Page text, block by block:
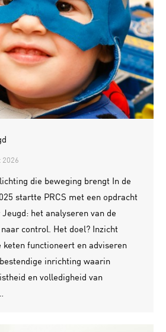
die beweging brengt In de
startte PRCS met een opdracht
het analyseren van de
control. Het doel? Inzicht
functioneert en adviseren
inrichting waarin
en volledigheid van